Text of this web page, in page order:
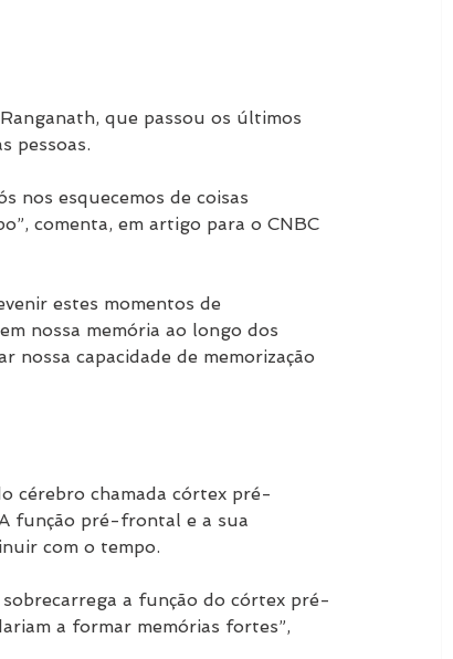
que passou os últimos
pessoas.
nos esquecemos de coisas
comenta, em artigo para o CNBC
estes momentos de
nossa memória ao longo dos
capacidade de memorização
cérebro chamada córtex pré-
função pré-frontal e a sua
com o tempo.
a função do córtex pré-
a formar memórias fortes”,